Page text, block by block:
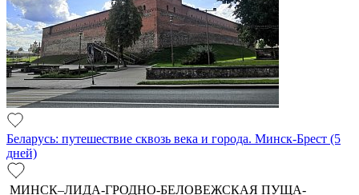
Беларусь: путешествие сквозь века и города. Минск-Брест (5
дней)
МИНСК–ЛИДА-ГРОДНО-БЕЛОВЕЖСКАЯ ПУЩА-